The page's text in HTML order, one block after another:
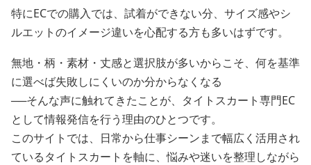
特にECでの購入では、試着ができない分、サイズ感やシ
ルエットのイメージ違いを心配する方も多いはずです。
無地・柄・素材・丈感と選択肢が多いからこそ、何を基準
に選べば失敗しにくいのか分からなくなる
──そんな声に触れてきたことが、タイトスカート専門EC
として情報発信を行う理由のひとつです。
このサイトでは、日常から仕事シーンまで幅広く活用され
ているタイトスカートを軸に、悩みや迷いを整理しながら